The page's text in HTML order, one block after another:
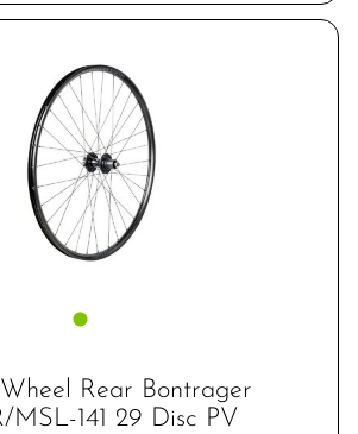
Rear Bontrager
MSL-141 29 Disc PV